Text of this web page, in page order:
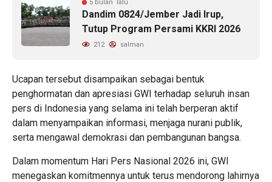
5 bulan lalu
Dandim 0824/Jember Jadi Irup,
Tutup Program Persami KKRI 2026
212 salman
Ucapan tersebut disampaikan sebagai bentuk
penghormatan dan apresiasi GWI terhadap seluruh insan
pers di Indonesia yang selama ini telah berperan aktif
dalam menyampaikan informasi, menjaga nurani publik,
serta mengawal demokrasi dan pembangunan bangsa.
Dalam momentum Hari Pers Nasional 2026 ini, GWI
menegaskan komitmennya untuk terus mendorong lahirnya